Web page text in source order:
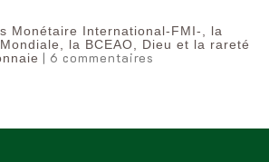
Monétaire International-FMI-, la
la BCEAO, Dieu et la rareté
| 6 commentaires